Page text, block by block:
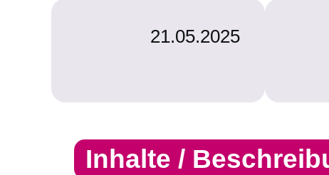
21.05.2025
Inhalte /